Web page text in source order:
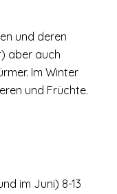
und deren
aber auch
Im Winter
und Früchte.
im Juni) 8-13